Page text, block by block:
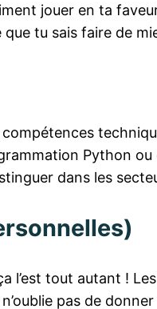
jouer en ta
tu sais faire de
Python
dans les
l’est tout autant !
pas de